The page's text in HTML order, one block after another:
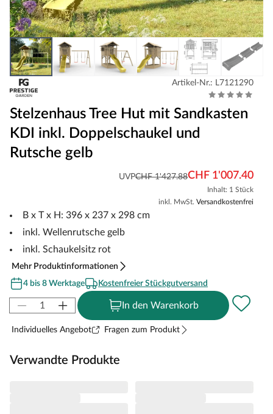
Artikel-Nr.: L7121290
Stelzenhaus Tree Hut mit Sandkasten
KDI inkl. Doppelschaukel und
Rutsche gelb
UVPCHF 1'427.88CHF 1'007.40
Inhalt: 1 Stück
inkl. MwSt. Versandkostenfrei
B x T x H: 396 x 237 x 298 cm
inkl. Wellenrutsche gelb
inkl. Schaukelsitz rot
Mehr Produktinformationen
4 bis 8 Werktage
Kostenfreier Stückgutversand
In den Warenkorb
Individuelles Angebot Fragen zum Produkt
Verwandte Produkte